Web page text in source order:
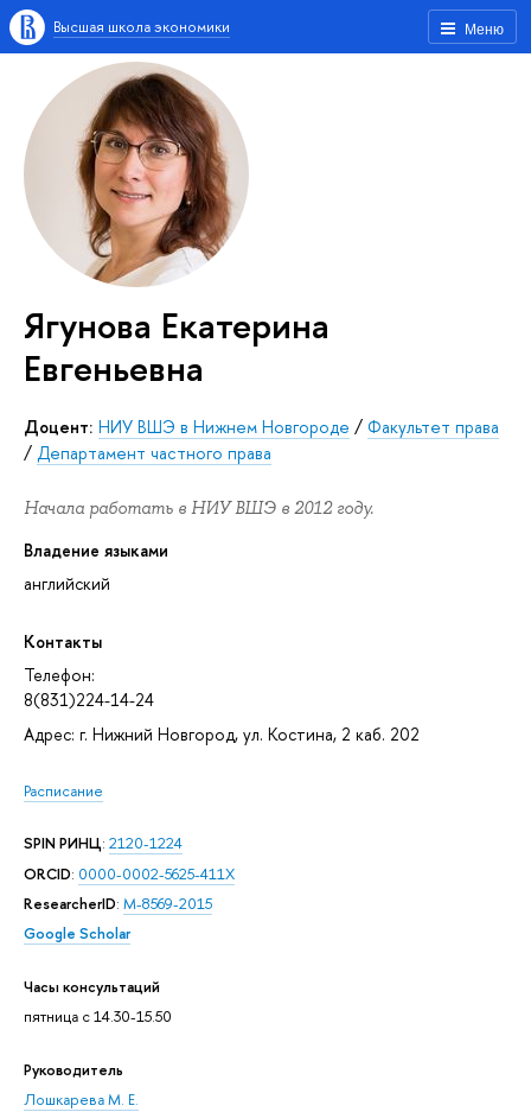
Меню
Высшая школа экономики
Ягунова Екатерина
Евгеньевна
Доцент: НИУ ВШЭ в Нижнем Новгороде / Факультет права
/ Департамент частного права
Начала работать в НИУ ВШЭ в 2012 году.
Владение языками
английский
Контакты
Телефон:
8(831)224-14-24
Адрес: г. Нижний Новгород, ул. Костина, 2 каб. 202
Расписание
SPIN РИНЦ: 2120-1224
ORCID: 0000-0002-5625-411X
ResearcherID: M-8569-2015
Google Scholar
Часы консультаций
пятница с 14.30-15.50
Руководитель
Лошкарева М. Е.